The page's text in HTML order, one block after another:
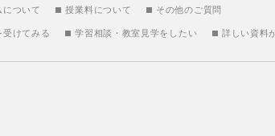
について 授業料について その他のご質問
受けてみる 学習相談・教室見学をしたい 詳しい資料